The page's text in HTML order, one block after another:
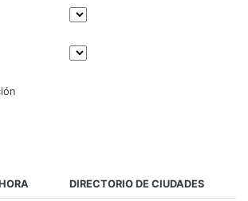
DIRECTORIO DE CIUDADES